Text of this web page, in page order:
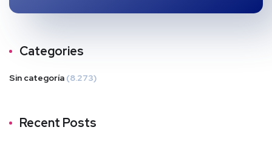
Categories
Sin categoría (8.273)
Recent Posts